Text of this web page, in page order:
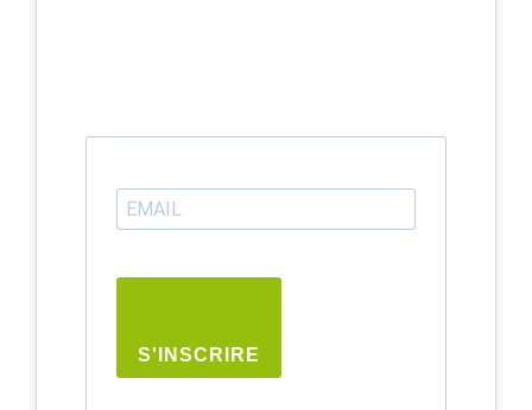
S'INSCRIRE